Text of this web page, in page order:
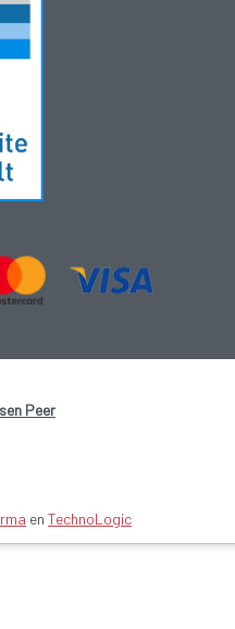
Peer
en TechnoLogic